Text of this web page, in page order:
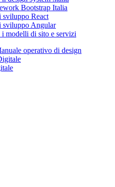
Bootstrap Italia
React
sviluppo Angular
modelli di sito e servizi
operativo di design